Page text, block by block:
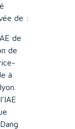
de :
de
de
à